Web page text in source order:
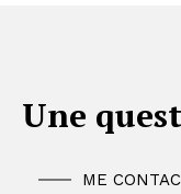
Une
ME